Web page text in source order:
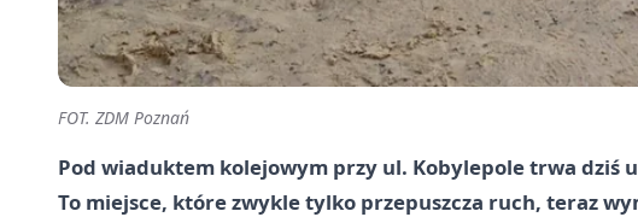
FOT. ZDM Poznań
Pod wiaduktem kolejowym przy ul. Kobylepole trwa dziś
To miejsce, które zwykle tylko przepuszcza ruch, teraz